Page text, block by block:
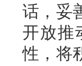
话，妥
开放推
性，将